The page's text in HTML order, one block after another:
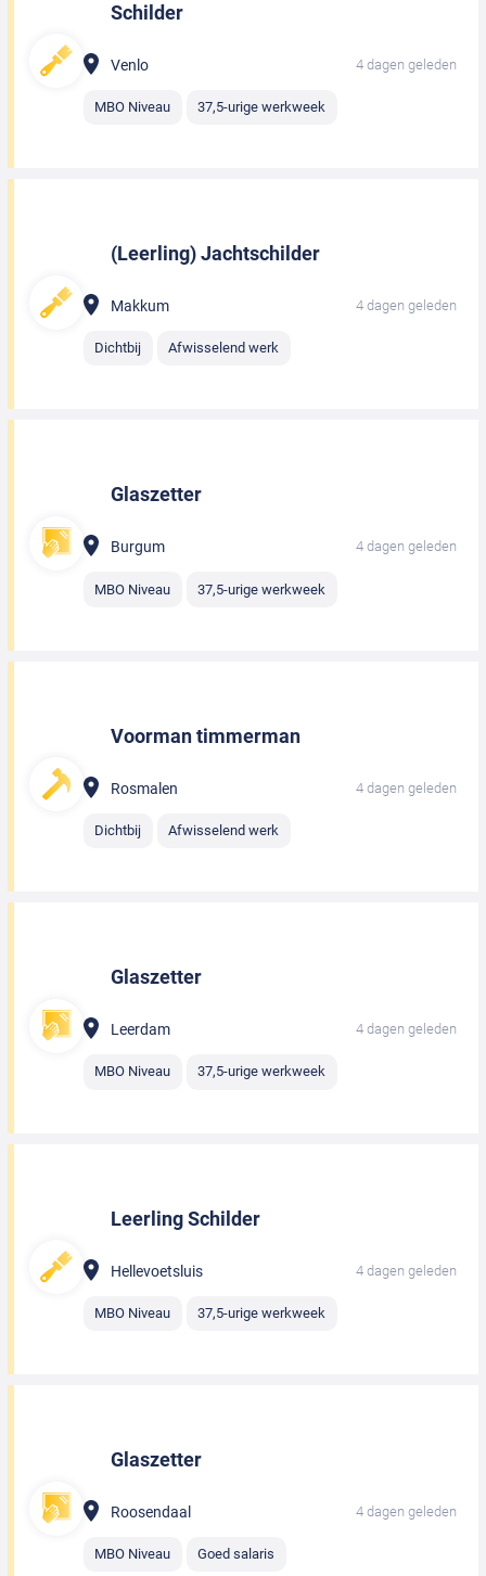
Schilder
Venlo 4 dagen geleden
MBO Niveau 37,5-urige werkweek
(Leerling) Jachtschilder
Makkum 4 dagen geleden
Dichtbij Afwisselend werk
Glaszetter
Burgum 4 dagen geleden
MBO Niveau 37,5-urige werkweek
Voorman timmerman
Rosmalen 4 dagen geleden
Dichtbij Afwisselend werk
Glaszetter
Leerdam 4 dagen geleden
MBO Niveau 37,5-urige werkweek
Leerling Schilder
Hellevoetsluis 4 dagen geleden
MBO Niveau 37,5-urige werkweek
Glaszetter
Roosendaal 4 dagen geleden
MBO Niveau Goed salaris